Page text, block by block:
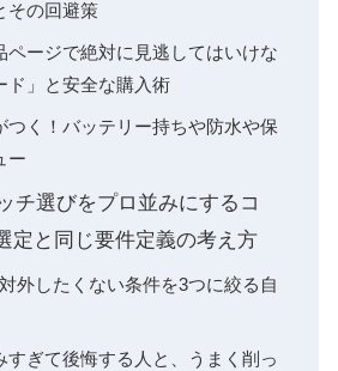
その回避策
ページで絶対に見逃してはいけな
ド」と安全な購入術
つく！バッテリー持ちや防水や保
ー
チ選びをプロ並みにするコ
定と同じ要件定義の考え方
外したくない条件を3つに絞る自
すぎて後悔する人と、うまく削っ